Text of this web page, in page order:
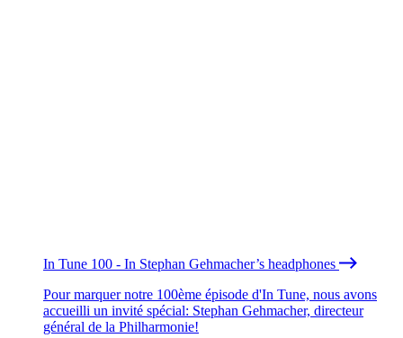
In Tune 100 - In Stephan Gehmacher’s headphones
Pour marquer notre 100ème épisode d'In Tune, nous avons
accueilli un invité spécial: Stephan Gehmacher, directeur
général de la Philharmonie!